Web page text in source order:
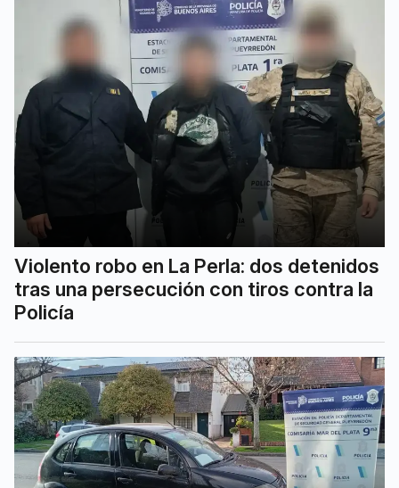
Violento robo en La Perla: dos detenidos
tras una persecución con tiros contra la
Policía